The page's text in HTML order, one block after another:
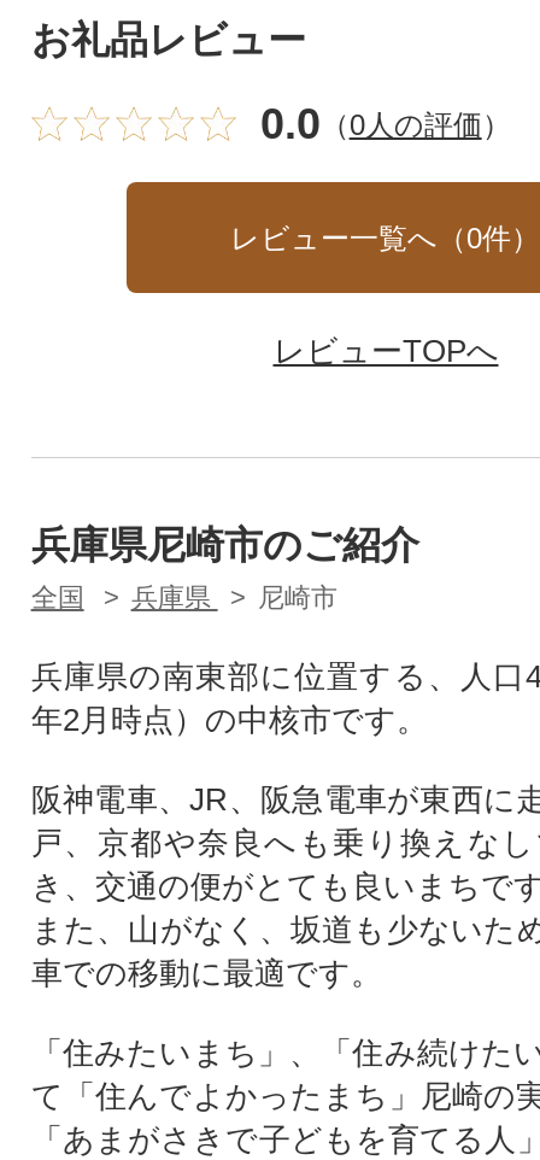
お礼品レビュー
0.0 （0人の評価）
レビュー一覧へ（0件）
レビューTOPへ
兵庫県尼崎市のご紹介
全国 兵庫県 尼崎市
兵庫県の南東部に位置する、人口
年2月時点）の中核市です。
阪神電車、JR、阪急電車が東西に
戸、京都や奈良へも乗り換えな
き、交通の便がとても良いまちで
また、山がなく、坂道も少ないた
車での移動に最適です。
「住みたいまち」、「住み続けた
て「住んでよかったまち」尼崎の
「あまがさきで子どもを育てる人